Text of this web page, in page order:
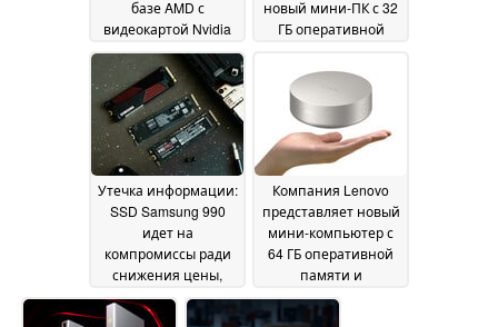
базе AMD с
видеокартой Nvidia
RTX 507008 July 2026
новый мини-ПК с 32
ГБ оперативной
гигабитным Ethernet-
интерфейсом
07 July
Утечка информации:
SSD Samsung 990
идет на
компромиссы ради
снижения цены,
несмотря на кризис
на рынке DRAM
06 July
Компания Lenovo
представляет новый
мини-компьютер с
64 ГБ оперативной
памяти и
процессором Intel
Panther Lake